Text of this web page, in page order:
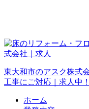
東大和市のアスク株式
工事にご対応｜求人中！
ホーム